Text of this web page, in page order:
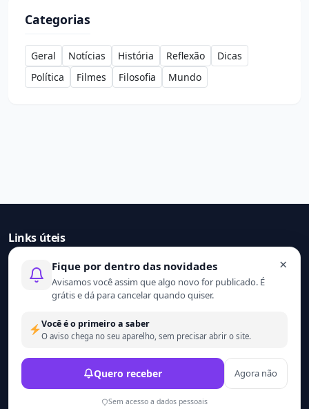
Categorias
Geral Notícias História Reflexão
Dicas
Política
Filmes Filosofia Mundo
Links úteis
Início
Contato
Sobre nós
Termo de uso
Política de privacidade
© 2021 - 2026 Ler mais. Todos os direitos reservados.
Desenvolvido porWesley Catula.
×
Fique por dentro das novidades
Avisamos você assim que algo novo for publicado. É
grátis e dá para cancelar quando quiser.
Você é o primeiro a saber
O aviso chega no seu aparelho, sem precisar abrir o site.
Quero receber Agora não
Sem acesso a dados pessoais